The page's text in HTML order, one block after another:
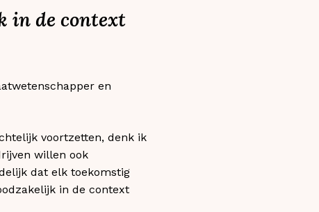
in de context
en
voortzetten, denk ik
willen ook
dat elk toekomstig
in de context